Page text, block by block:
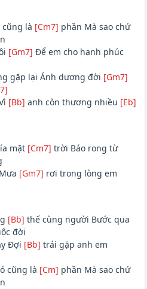
là [Cm7] phần Mà sao chứ
[Gm7] Để em cho hạnh phúc
gặp lại Ánh dương đời [Gm7]
[Bb] anh còn thương nhiều [Eb]
mặt [Cm7] trời Báo rong từ
[Gm7] rơi trong lòng em
[Bb] thế cùng người Bước qua
đời
Đợi [Bb] trái gặp anh em
cũng là [Cm] phần Mà sao chứ